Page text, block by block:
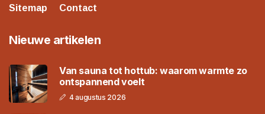
Sitemap
Contact
Nieuwe artikelen
Van sauna tot hottub: waarom warmte zo
ontspannend voelt
4 augustus 2026